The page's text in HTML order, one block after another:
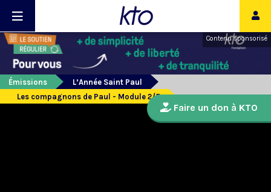
Contenu sponsorisé
Émissions
L’Année Saint Paul
Les compagnons de Paul - Module 2/5
Faire un don à KTO